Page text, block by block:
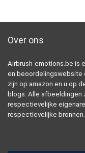
Over ons
Airbrush-emotions.be is
en beoordelingswebsite
zijn op amazon en u op
blogs. Alle afbeeldingen
respectievelijke
respectievelijke bronnen.